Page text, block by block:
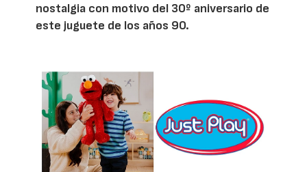
nostalgia con motivo del 30º aniversario de
este juguete de los años 90.